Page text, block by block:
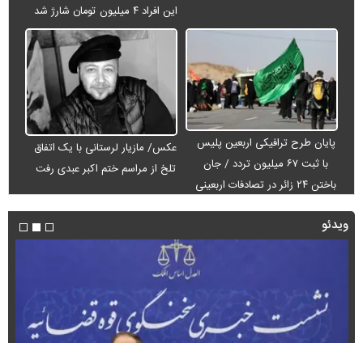
این افراد ۴ میلیون تومان شارژ شد
پایان طرح ترافیکی اربعین پلیس
با ثبت ۶۷ میلیون تردد / جان
باختن ۲۴ زائر در تصادفات اربعینی
عکس/ مازیار لرستانی با یک اتفاق
تلخ از مراسم ختم اکبر عبدی رفت
ویدئو